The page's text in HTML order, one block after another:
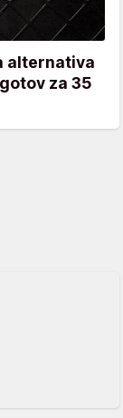
alternativa
za 35